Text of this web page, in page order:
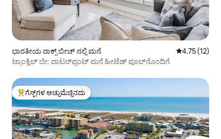
ಭಾರತೀಯ ರಾಕ್ಸ್ ಬೀಚ್ ನಲ್ಲಿ ಮನೆ 5 ರಲ್ಲಿ 4.75
4.75 (12)
ಟ್ರಾಂಕ್ವಿಲ್ ಬೇ: ವಾಟರ್‌ಫ್ರಂಟ್ ಮನೆ ಹೀಟೆಡ್ ಪೂಲ್‌ನೊಂದಿಗೆ
ಗೆಸ್ಟ್‌ಗಳಿಗೆ ಅತಿ ಹೆಚ್ಚು ಅಚ್ಚುಮೆಚ್ಚಿನದು
ಗೆಸ್ಟ್‌ಗಳ ಅಚ್ಚುಮೆಚ್ಚಿನದು